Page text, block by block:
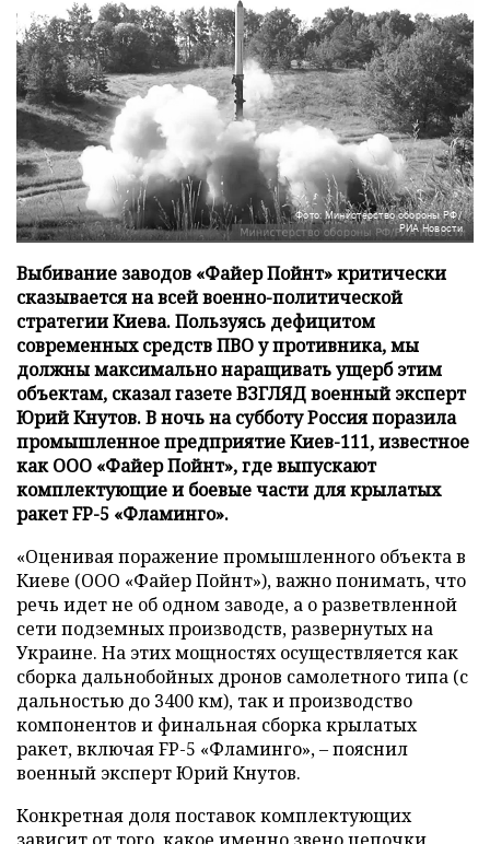
Фото: Министерство обороны РФ/
РИА Новости
Выбивание заводов «Файер Пойнт» критически
сказывается на всей военно-политической
стратегии Киева. Пользуясь дефицитом
современных средств ПВО у противника, мы
должны максимально наращивать ущерб этим
объектам, сказал газете ВЗГЛЯД военный эксперт
Юрий Кнутов. В ночь на субботу Россия поразила
промышленное предприятие Киев-111, известное
как ООО «Файер Пойнт», где выпускают
комплектующие и боевые части для крылатых
ракет FP-5 «Фламинго».
«Оценивая поражение промышленного объекта в
Киеве (ООО «Файер Пойнт»), важно понимать, что
речь идет не об одном заводе, а о разветвленной
сети подземных производств, развернутых на
Украине. На этих мощностях осуществляется как
сборка дальнобойных дронов самолетного типа (с
дальностью до 3400 км), так и производство
компонентов и финальная сборка крылатых
ракет, включая FP-5 «Фламинго», – пояснил
военный эксперт Юрий Кнутов.
Конкретная доля поставок комплектующих